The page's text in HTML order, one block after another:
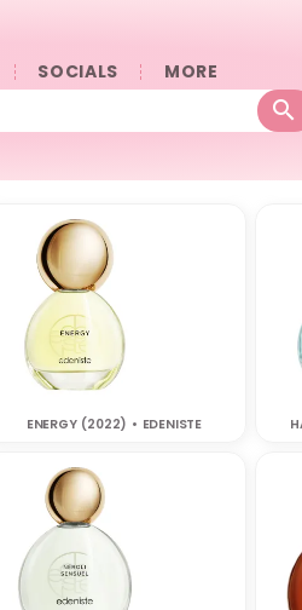
SOCIALS 󠀠󠀠MORE
ENERGY (2022) • EDENISTE